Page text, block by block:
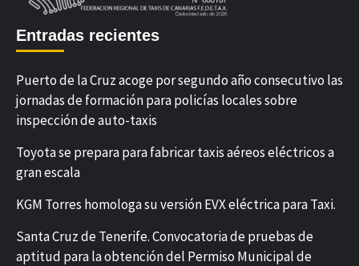
Entradas recientes
Puerto de la Cruz acoge por segundo año consecutivo las
jornadas de formación para policías locales sobre
inspección de auto-taxis
Toyota se prepara para fabricar taxis aéreos eléctricos a
gran escala
KGM Torres homologa su versión EVX eléctrica para Taxi.
Santa Cruz de Tenerife. Convocatoria de pruebas de
aptitud para la obtención del Permiso Municipal de